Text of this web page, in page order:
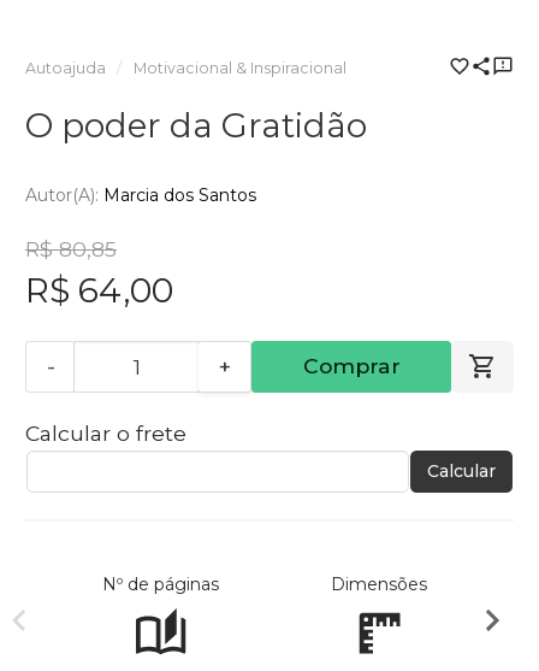
Autoajuda Motivacional & Inspiracional
O poder da Gratidão
Autor(a): Marcia dos Santos
R$ 80,85
R$ 64,00
- + Comprar
Calcular o frete
Calcular
Nº de páginas Dimensões